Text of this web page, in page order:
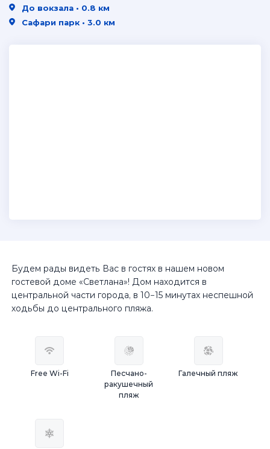
Будем рады видеть Вас в гостях в нашем новом
гостевой доме «Светлана»! Дом находится в
центральной части города, в 10−15 минутах неспешной
ходьбы до центрального пляжа.
Free Wi-Fi
Песчано-
ракушечный
пляж
Галечный пляж
До вокзала • 0.8 км
Сафари парк • 3.0 км